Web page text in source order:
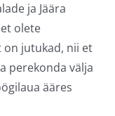
ja Jäära
olete
on jutukad, nii et
perekonda välja
ääres